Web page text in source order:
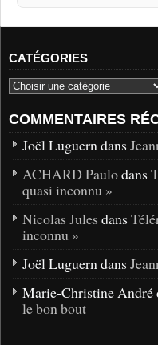
CATÉGORIES
COMMENTAIRES
Joël Luguern dans
ACHARD Paulodans
quasi inconnu »
Nicolas Jules dans
inconnu »
Joël Luguern dans
Marie-Christine André
le bon bout